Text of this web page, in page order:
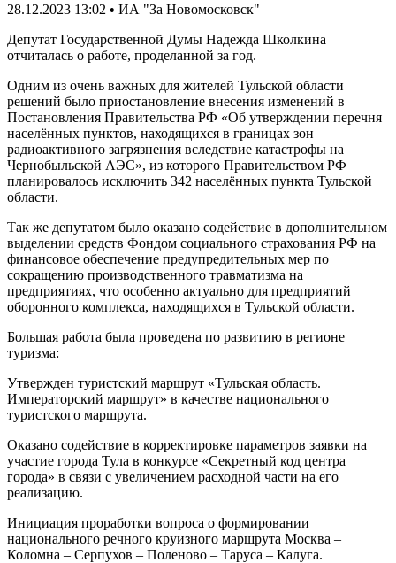
28.12.2023 13:02 • ИА "За Новомосковск"
Депутат Государственной Думы Надежда Школкина
отчиталась о работе, проделанной за год.
Одним из очень важных для жителей Тульской области
решений было приостановление внесения изменений в
Постановления Правительства РФ «Об утверждении перечня
населённых пунктов, находящихся в границах зон
радиоактивного загрязнения вследствие катастрофы на
Чернобыльской АЭС», из которого Правительством РФ
планировалось исключить 342 населённых пункта Тульской
области.
Так же депутатом было оказано содействие в дополнительном
выделении средств Фондом социального страхования РФ на
финансовое обеспечение предупредительных мер по
сокращению производственного травматизма на
предприятиях, что особенно актуально для предприятий
оборонного комплекса, находящихся в Тульской области.
Большая работа была проведена по развитию в регионе
туризма:
Утвержден туристский маршрут «Тульская область.
Императорский маршрут» в качестве национального
туристского маршрута.
Оказано содействие в корректировке параметров заявки на
участие города Тула в конкурсе «Секретный код центра
города» в связи с увеличением расходной части на его
реализацию.
Инициация проработки вопроса о формировании
национального речного круизного маршрута Москва –
Коломна – Серпухов – Поленово – Таруса – Калуга.